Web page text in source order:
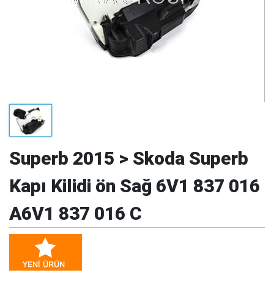
Superb 2015 > Skoda Superb
Kapı Kilidi ön Sağ 6V1 837 016
A6V1 837 016 C